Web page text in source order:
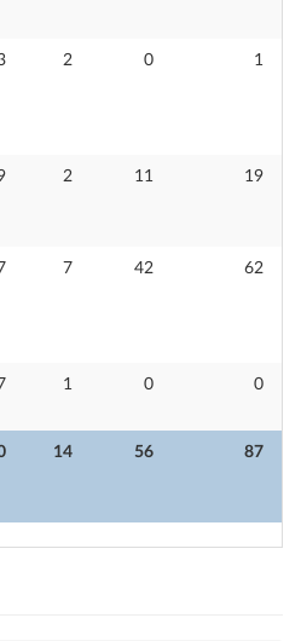
14 56 87
2 0 1
2 11 19
7 42 62
1 0 0